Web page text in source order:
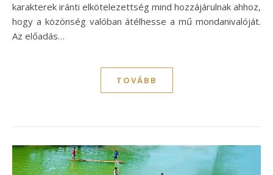
karakterek iránti elkötelezettség mind hozzájárulnak ahhoz,
hogy a közönség valóban átélhesse a mű mondanivalóját.
Az előadás…
TOVÁBB